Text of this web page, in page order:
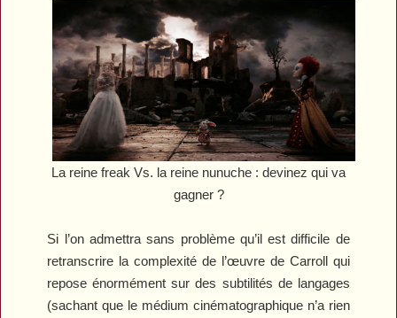
La reine freak Vs. la reine nunuche : devinez qui va
gagner ?
Si l’on admettra sans problème qu’il est difficile de
retranscrire la complexité de l’œuvre de Carroll qui
repose énormément sur des subtilités de langages
(sachant que le médium cinématographique n’a rien